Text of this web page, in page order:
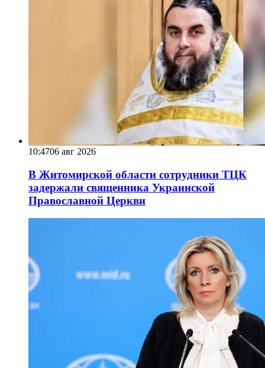
10:4706 авг 2026
В Житомирской области сотрудники ТЦК
задержали священника Украинской
Православной Церкви